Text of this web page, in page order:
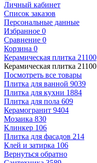
Личный кабинет
Список заказов
Персональные данные
Избранное 0
Сравнение 0
Корзина 0
Керамическая плитка 21100
Керамическая плитка 21100
Посмотреть все товары
Плитка для ванной 9039
Плитка для кухни 1884
Плитка для пола 609
Керамогранит 9404
Мозаика 830
Клинкер 106
Плитка для фасадов 214
Клей и затирка 106
Вернуться обратно